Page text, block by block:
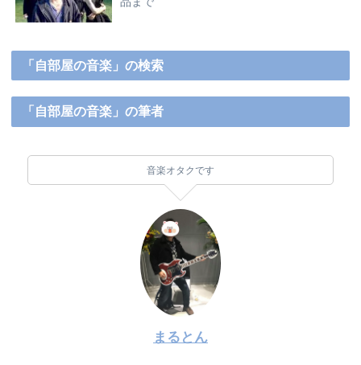
「自部屋の音楽」の検索
「自部屋の音楽」の筆者
音楽オタクです
まるとん